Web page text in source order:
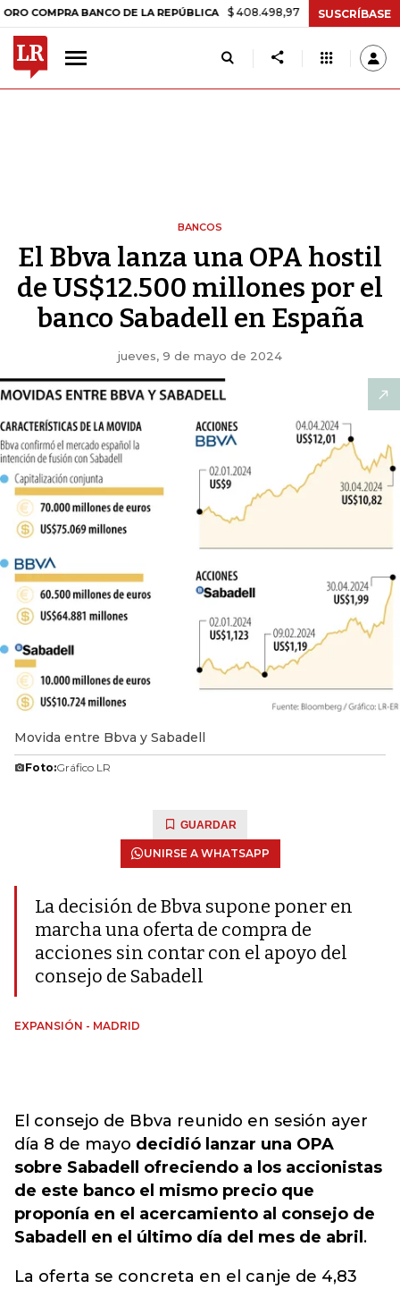
BANCO DE LA REPÚBLICA $ 408.498,97 +$ 8.753,81 +2,19%
SUSCRÍBASE
BANCOS
El Bbva lanza una OPA hostil
de US$12.500 millones por el
banco Sabadell en España
jueves, 9 de mayo de 2024
Movida entre Bbva y Sabadell
Foto:Gráfico LR
GUARDAR
UNIRSE A WHATSAPP
La decisión de Bbva supone poner en
marcha una oferta de compra de
acciones sin contar con el apoyo del
consejo de Sabadell
EXPANSIÓN - MADRID
El consejo de Bbva reunido en sesión ayer
día 8 de mayo decidió lanzar una OPA
sobre Sabadell ofreciendo a los accionistas
de este banco el mismo precio que
proponía en el acercamiento al consejo de
Sabadell en el último día del mes de abril .
La oferta se concreta en el canje de 4,83